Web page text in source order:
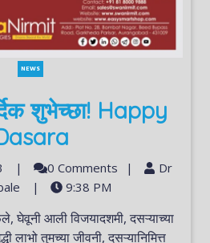
NEWS
शुभेच्छा! Happy
| 0 Comments |
Dr
| 9:38 PM
तुमच्या जीवनी, दसऱ्यानिमित्त